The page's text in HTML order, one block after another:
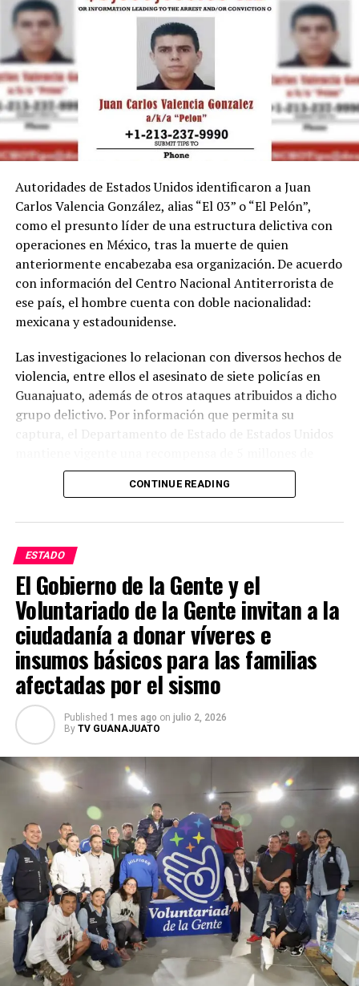
Autoridades de Estados Unidos identificaron a Juan
Carlos Valencia González, alias “El 03” o “El Pelón”,
como el presunto líder de una estructura delictiva con
operaciones en México, tras la muerte de quien
anteriormente encabezaba esa organización. De acuerdo
con información del Centro Nacional Antiterrorista de
ese país, el hombre cuenta con doble nacionalidad:
mexicana y estadounidense.
Las investigaciones lo relacionan con diversos hechos de
violencia, entre ellos el asesinato de siete policías en
Guanajuato, además de otros ataques atribuidos a dicho
grupo delictivo. Por información que permita su
captura, el Departamento de Estado de Estados Unidos
delictivo mantiene presencia en varios estados del país y
lo consideran uno de los principales generadores de
violencia. Mientras tanto, las investigaciones continúan
y las autoridades mexicanas y estadounidenses
mantienen la búsqueda de Juan Carlos Valencia
González para que responda ante la justicia por los
delitos que se le atribuyen.
CONTINUE READING
ESTADO
El Gobierno de la Gente y el
Voluntariado de la Gente invitan a la
ciudadanía a donar víveres e
insumos básicos para las familias
afectadas por el sismo
Published 1 mes ago on julio 2, 2026
By TV GUANAJUATO